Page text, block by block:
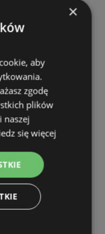
×
aby
zgodę
plików
naszej
się więcej